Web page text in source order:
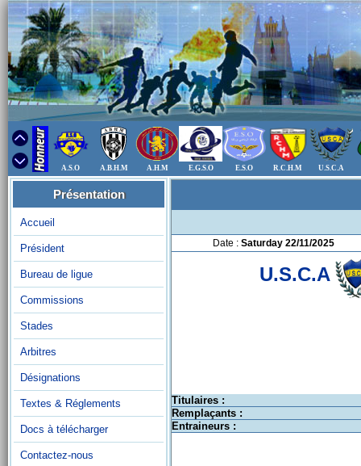
A.S.O A.B.H.M A.H.M E.G.S.O E.S.O R.C.H.M U.S.C.A
Présentation
Accueil
Président
Bureau de ligue
Commissions
Stades
Arbitres
Désignations
Textes & Réglements
Docs à télécharger
Contactez-nous
Date : Saturday 22/11/2025
U.S.C.A
Titulaires :
Remplaçants :
Entraineurs :